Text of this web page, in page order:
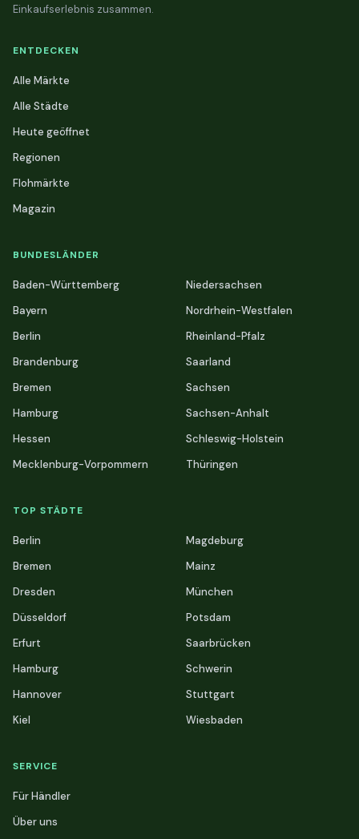
Einkaufserlebnis zusammen.
ENTDECKEN
Alle Märkte
Alle Städte
Heute geöffnet
Regionen
Flohmärkte
Magazin
BUNDESLÄNDER
Baden-Württemberg
Bayern
Berlin
Brandenburg
Bremen
Hamburg
Hessen
Mecklenburg-Vorpommern
Niedersachsen
Nordrhein-Westfalen
Rheinland-Pfalz
Saarland
Sachsen
Sachsen-Anhalt
Schleswig-Holstein
Thüringen
TOP STÄDTE
Berlin
Bremen
Dresden
Düsseldorf
Erfurt
Hamburg
Hannover
Kiel
Magdeburg
Mainz
München
Potsdam
Saarbrücken
Schwerin
Stuttgart
Wiesbaden
SERVICE
Für Händler
Über uns